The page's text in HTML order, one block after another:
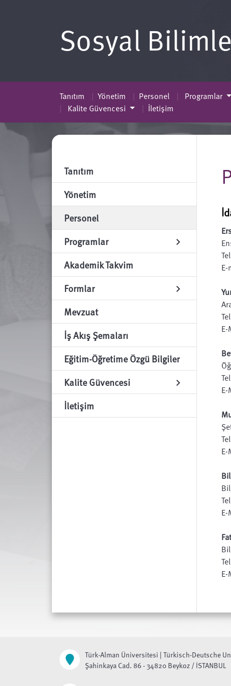
Sosyal
Tanıtım Yönetim Personel Programlar
Kalite Güvencesi
İletişim
Tanıtım
Yönetim
Personel
Programlar
chevron_right
Akademik Takvim
Formlar
chevron_right
Mevzuat
İş Akış Şemaları
Eğitim-Öğretime Özgü Bilgiler
Kalite Güvencesi
chevron_right
İletişim
Türk-Alman Üniversitesi | Türkisch-Deutsche
Şahinkaya Cad. 86 - 34820 Beykoz / İSTANBUL